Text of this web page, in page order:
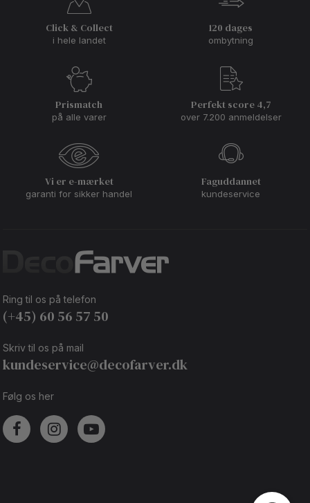
Click & Collect
i hele landet
120 dages
ombytning
Prismatch
på alle varer
Perfekt score 4,7
over 7.200 anmeldelser
Vi er e-mærket
garanti for sikker handel
Faguddannet
kundeservice
Ring til os på telefon
(+45) 60 56 57 50
Skriv til os på mail
kundeservice@decofarver.dk
Følg os her